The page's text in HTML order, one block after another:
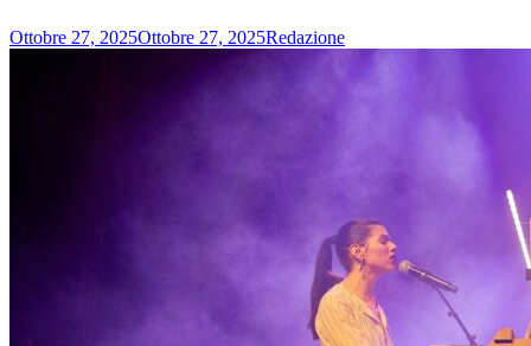
Ottobre 27, 2025Ottobre 27, 2025Redazione